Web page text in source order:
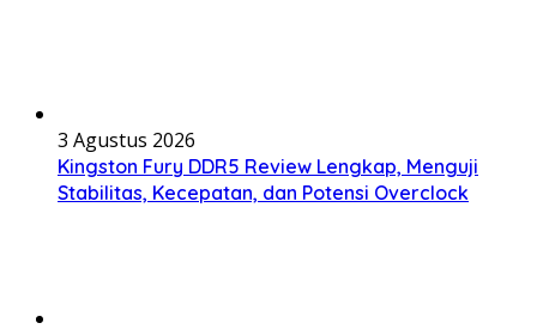
3 Agustus 2026
Kingston Fury DDR5 Review Lengkap, Menguji
Stabilitas, Kecepatan, dan Potensi Overclock